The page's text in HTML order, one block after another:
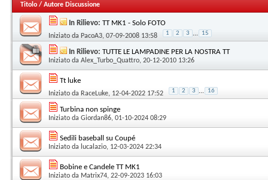
Titolo / Autore Discussione
In Rilievo: TT MK1 - Solo FOTO
Iniziato da PacoA3, 07-09-2008 13:58 1 2 3 ... 15
In Rilievo: TUTTE LE LAMPADINE PER LA NOSTRA TT
Iniziato da Alex_Turbo_Quattro, 20-12-2010 13:26
Tt luke
Iniziato da RaceLuke, 12-04-2022 17:52 1 2 3 ... 16
Turbina non spinge
Iniziato da Giordan86, 01-10-2024 08:29
Sedili baseball su Coupé
Iniziato da lucalazio, 12-03-2024 22:34
Bobine e Candele TT MK1
Iniziato da Matrix74, 22-09-2023 16:03